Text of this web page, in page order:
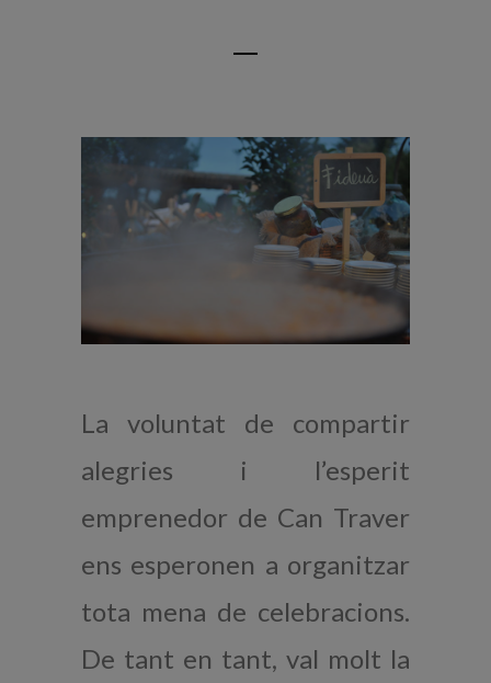
La voluntat de compartir
alegries i l’esperit
emprenedor de Can Traver
ens esperonen a organitzar
tota mena de celebracions.
De tant en tant, val molt la